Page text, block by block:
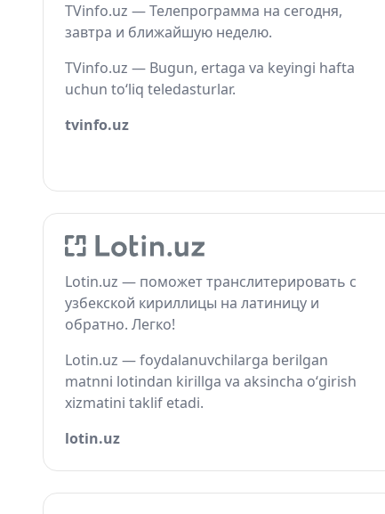
TVinfo.uz — Телепрограмма на сегодня,
завтра и ближайшую неделю.
TVinfo.uz — Bugun, ertaga va keyingi hafta
uchun to‘liq teledasturlar.
tvinfo.uz
Lotin.uz — поможет транслитерировать с
узбекской кириллицы на латиницу и
обратно. Легко!
Lotin.uz — foydalanuvchilarga berilgan
matnni lotindan kirillga va aksincha o‘girish
xizmatini taklif etadi.
lotin.uz